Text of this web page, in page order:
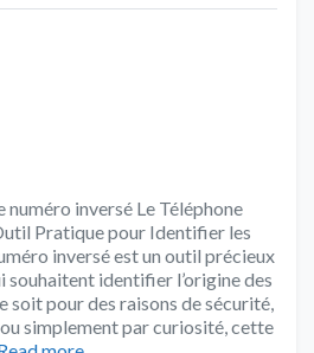
inversé Le Téléphone
Pratique pour Identifier les
inversé est un outil précieux
souhaitent identifier l’origine des
soit pour des raisons de sécurité,
simplement par curiosité, cette